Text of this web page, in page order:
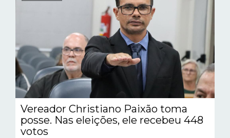
Vereador Christiano Paixão toma
posse. Nas eleições, ele recebeu 448
votos